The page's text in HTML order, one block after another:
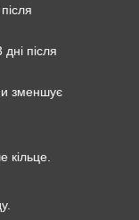
після
зменшує
кільце.